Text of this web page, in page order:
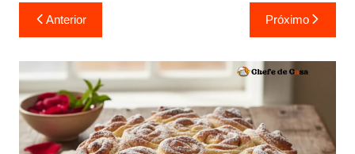
Navegação
de
Post
Anterior Próximo